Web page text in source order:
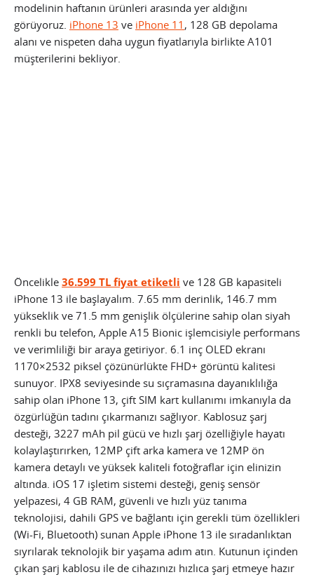
modelinin haftanın ürünleri arasında yer aldığını
görüyoruz. iPhone 13 ve iPhone 11 , 128 GB depolama
alanı ve nispeten daha uygun fiyatlarıyla birlikte A101
müşterilerini bekliyor.
Öncelikle 36.599 TL fiyat etiketli ve 128 GB kapasiteli
iPhone 13 ile başlayalım. 7.65 mm derinlik, 146.7 mm
yükseklik ve 71.5 mm genişlik ölçülerine sahip olan siyah
renkli bu telefon, Apple A15 Bionic işlemcisiyle performans
ve verimliliği bir araya getiriyor. 6.1 inç OLED ekranı
1170×2532 piksel çözünürlükte FHD+ görüntü kalitesi
sunuyor. IPX8 seviyesinde su sıçramasına dayanıklılığa
sahip olan iPhone 13, çift SIM kart kullanımı imkanıyla da
özgürlüğün tadını çıkarmanızı sağlıyor. Kablosuz şarj
desteği, 3227 mAh pil gücü ve hızlı şarj özelliğiyle hayatı
kolaylaştırırken, 12MP çift arka kamera ve 12MP ön
kamera detaylı ve yüksek kaliteli fotoğraflar için elinizin
altında. iOS 17 işletim sistemi desteği, geniş sensör
yelpazesi, 4 GB RAM, güvenli ve hızlı yüz tanıma
teknolojisi, dahili GPS ve bağlantı için gerekli tüm özellikleri
(Wi-Fi, Bluetooth) sunan Apple iPhone 13 ile sıradanlıktan
sıyrılarak teknolojik bir yaşama adım atın. Kutunun içinden
çıkan şarj kablosu ile de cihazınızı hızlıca şarj etmeye hazır